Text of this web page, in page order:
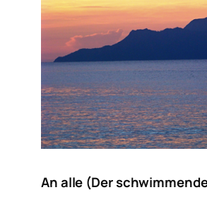
An alle (Der